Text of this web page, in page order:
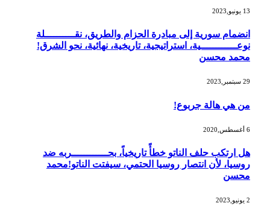
13 يونيو,2023
انضمام سورية إلى مبادرة الحزام والطريق، نقــــــــــلة
نوعــــــــــــية، استراتيجية، تاريخية، نهائية، نحو الشرق!
محمد محسن
29 سبتمبر,2023
من هي هالة جربوع!
هل ارتكب حلف الناتو خطأً تاريخياً، بحــــــــــــربه ضد
روسيا، لأن انتصار روسيا الحتمي، سيفتت الناتو!محمد
محسن